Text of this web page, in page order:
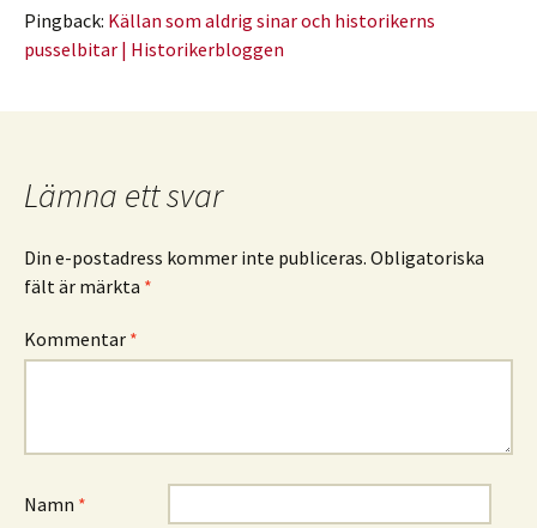
Pingback: Källan som aldrig sinar och historikerns
pusselbitar | Historikerbloggen
Lämna ett svar
Din e-postadress kommer inte publiceras. Obligatoriska
fält är märkta *
Kommentar *
Namn *